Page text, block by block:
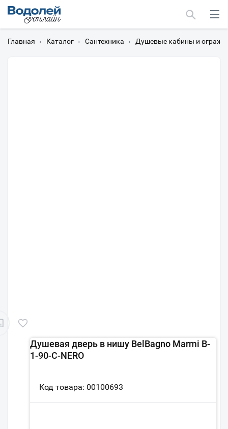
Главная › Каталог › Сантехника › Душевые кабины и
Душевая дверь в нишу BelBagno Marmi B-
1-90-C-NERO
Код товара: 00100693